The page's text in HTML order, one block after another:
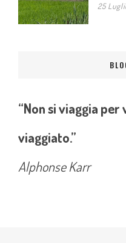
25
“Non si viaggia
viaggiato.”
Alphonse Karr